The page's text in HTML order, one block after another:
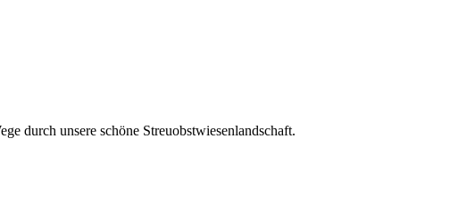
durch unsere schöne Streuobstwiesenlandschaft.